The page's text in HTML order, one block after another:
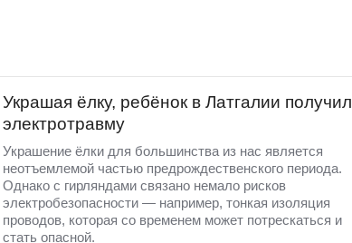
Украшая ёлку, ребёнок в Латгалии получил
электротравму
Украшение ёлки для большинства из нас является
неотъемлемой частью предрождественского периода.
Однако с гирляндами связано немало рисков
электробезопасности — например, тонкая изоляция
проводов, которая со временем может потрескаться и
стать опасной.